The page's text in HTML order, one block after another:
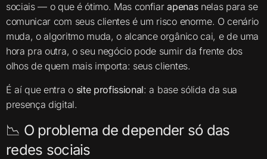
sociais — o que é ótimo. Mas confiarapenasnelas para se
comunicar com seus clientes é um risco enorme. O cenário
muda, o algoritmo muda, o alcance orgânico cai, e de uma
hora pra outra, o seu negócio pode sumir da frente dos
olhos de quem mais importa: seus clientes.
É aí que entra o site profissional: a base sólida da sua
presença digital.
📉 O problema de depender só das
redes sociais